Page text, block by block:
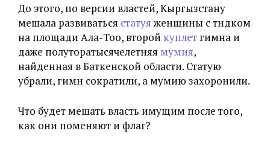
До этого, по версии властей, Кыргызстану
мешала развиваться статуяженщины с түндүком
на площади Ала-Тоо, второй куплет гимна и
даже полуторатысячелетняя мумия,
найденная в Баткенской области. Статую
убрали, гимн сократили, а мумию захоронили.
Что будет мешать власть имущим после того,
как они поменяют и флаг?